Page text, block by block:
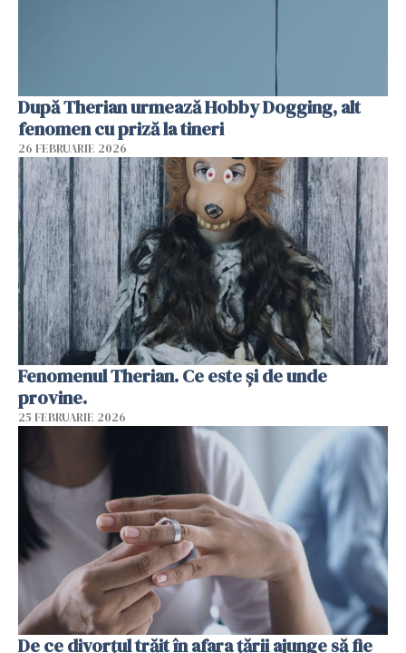
După Therian urmează Hobby Dogging, alt
fenomen cu priză la tineri
26 FEBRUARIE 2026
Fenomenul Therian. Ce este și de unde
provine.
25 FEBRUARIE 2026
De ce divorțul trăit în afara țării ajunge să fie